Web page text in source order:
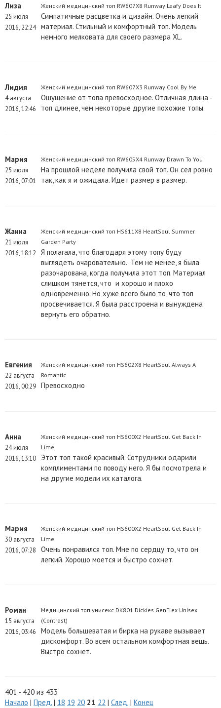
Лиза
25 июля
2016, 22:24
Женский медицинский топ RW607X8 Runway Leafy Does It
Симпатичные расцветка и дизайн. Очень легкий
материал. Стильный и комфортный топ. Модель
немного мелковата для своего размера XL.
Лидия
4 августа
2016, 12:46
Женский медицинский топ RW607X3 Runway Cool By Me
Ощущение от топа превосходное. Отличная длина -
топ длинее, чем некоторые другие похожие топы.
Мария
25 июля
2016, 07:01
Женский медицинский топ RW605X4 Runway Drawn To You
На прошлой неделе получила свой топ. Он сел ровно
так, как я и ожидала. Идет размер в размер.
Жанна
21 июля
2016, 18:12
Женский медицинский топ HS611X8 HeartSoul Summer
Garden Party
Я полагала, что благодаря этому топу буду
выглядеть очаровательно. Тем не менее, я была
разочарована, когда получила этот топ. Материал
слишком тянется, что и хорошо и плохо
одновременно. Но хуже всего было то, что топ
просвечивается. Я была расстроена и вынуждена
вернуть его обратно.
Евгения
22 августа
2016, 00:29
Женский медицинский топ HS602X8 HeartSoul Always A
Romantic
Превосходно
Анна
24 июля
2016, 13:10
Женский медицинский топ HS600X2 HeartSoul Get Back In
Lime
Этот топ такой красивый. Сотрудники одарили
комплиментами по поводу него. Я бы посмотрела и
на другие модели их каталога.
Мария
30 августа
2016, 07:28
Женский медицинский топ HS600X2 HeartSoul Get Back In
Lime
Очень понравился топ. Мне по сердцу то, что он
легкий. Хорошо моется и быстро сохнет.
Роман
15 августа
2016, 03:46
Медицинский топ унисекс DK801 Dickies GenFlex Unisex
(Contrast)
Модель большеватая и бирка на рукаве вызывает
дискомфорт. Во всем остальном комфортная вещь.
Выстро сохнет.
401 - 420 из 433
Начало | Пред. | 18 19 20 21 22 | След. | Конец